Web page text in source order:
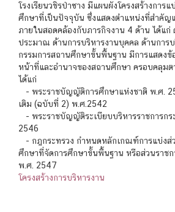
โรงเรียนวชิรป่าซาง มีแผนผังโครงสร้างการ
ศึกษาที่เป็นปัจจุบัน ซึ่งแสดงตำแหน่งที่สำคัญ
ภายในสอดคล้องกับภารกิจงาน 4 ด้าน ได้แก่
ประมาณ ด้านการบริหารงานบุคคล ด้านการ
กรรมการสถานศึกษาขั้นพื้นฐาน มีการแสดงข้
หน้าที่และอำนาจของสถานศึกษา ครอบคลุม
ได้แก่
- พระราชบัญญัติการศึกษาแห่งชาติ พ.ศ.
เติม (ฉบับที่ 2) พ.ศ.2542
- พระราชบัญญัติระเบียบบริหารราชการกร
2546
- กฎกระทรวง กำหนดหลักเกณฑ์การแบ่งส่
ศึกษาที่จัดการศึกษาขั้นพื้นฐาน หรือส่วนราชก
พ.ศ. 2547
โครงสร้างการบริหารงาน